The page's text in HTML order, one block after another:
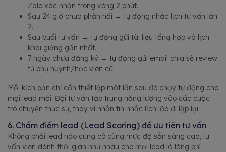
Zalo xác nhận trong vòng 2 phút.
Sau 24 giờ chưa phản hồi → tự động nhắc lịch tư vấn lần
2.
Sau buổi tư vấn → tự động gửi tài liệu tổng hợp và lịch
khai giảng gần nhất.
7 ngày chưa đăng ký → tự động gửi email chia sẻ review
từ phụ huynh/học viên cũ.
Mỗi kịch bản chỉ cần thiết lập một lần sau đó chạy tự động cho
mọi lead mới. Đội tư vấn tập trung năng lượng vào các cuộc
trò chuyện thực sự, thay vì nhắn tin nhắc lịch lặp đi lặp lại.
6. Chấm điểm lead (Lead Scoring) để ưu tiên tư vấn
Không phải lead nào cũng có cùng mức độ sẵn sàng cao, tư
vấn viên dành thời gian như nhau cho mọi lead là lãng phí